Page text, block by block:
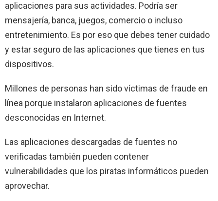
aplicaciones para sus actividades. Podría ser
mensajería, banca, juegos, comercio o incluso
entretenimiento. Es por eso que debes tener cuidado
y estar seguro de las aplicaciones que tienes en tus
dispositivos.
Millones de personas han sido víctimas de fraude en
línea porque instalaron aplicaciones de fuentes
desconocidas en Internet.
Las aplicaciones descargadas de fuentes no
verificadas también pueden contener
vulnerabilidades que los piratas informáticos pueden
aprovechar.